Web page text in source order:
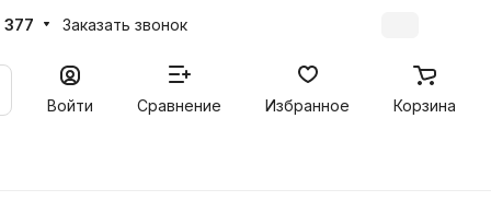
Заказать звонок
Войти Сравнение Избранное Корзина